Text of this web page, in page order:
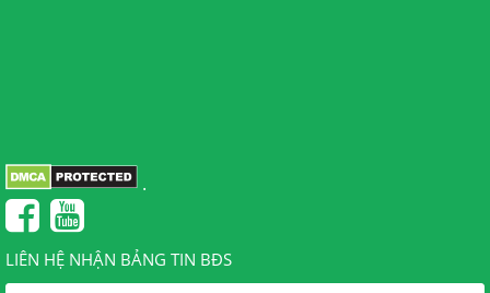
.
LIÊN HỆ NHẬN BẢNG TIN BĐS